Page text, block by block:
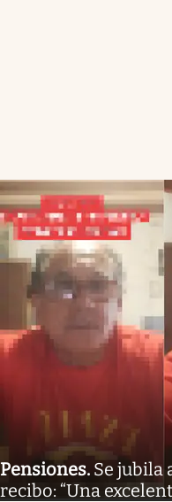
Pensiones. Se jubila
recibo: “Una